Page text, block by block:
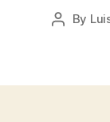
Post
By